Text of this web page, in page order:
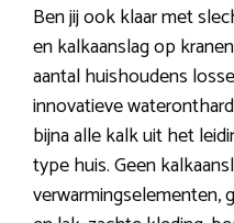
Ben jij ook klaar met
en kalkaanslag op
aantal huishoudens
innovatieve
bijna alle kalk uit het
type huis. Geen
verwarmingselementen,